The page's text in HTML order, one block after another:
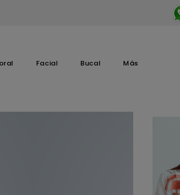
Facial Bucal Más